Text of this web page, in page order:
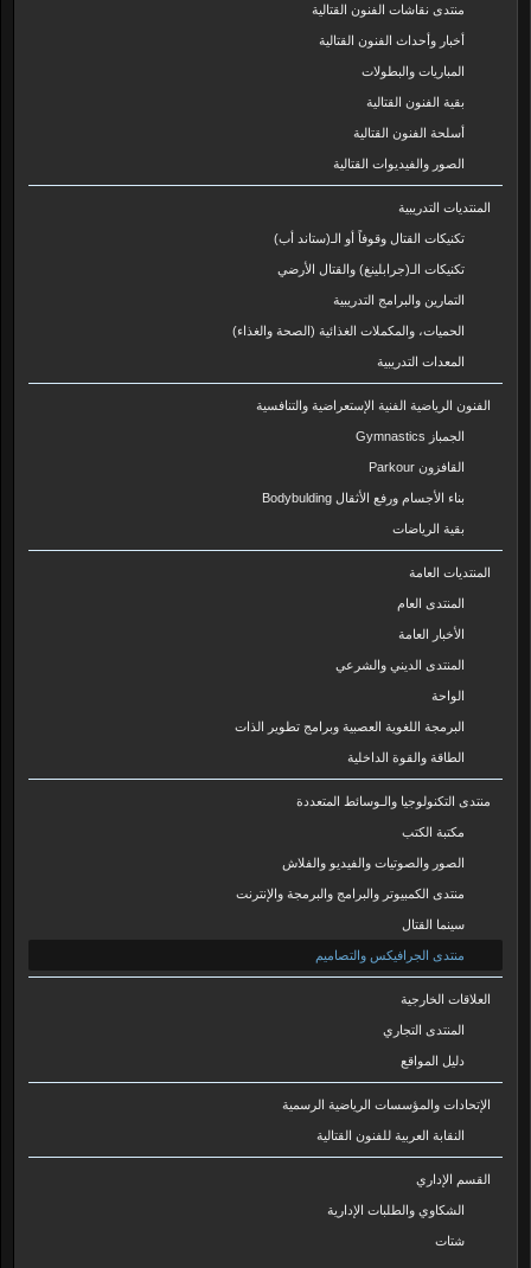
منتدى نقاشات الفنون القتالية
أخبار وأحداث الفنون القتالية
المباريات والبطولات
بقية الفنون القتالية
أسلحة الفنون القتالية
الصور والفيديوات القتالية
المنتديات التدريبية
تكنيكات القتال وقوفاً أو الـ(ستاند أب)
تكنيكات الـ(جرابلينغ) والقتال الأرضي
التمارين والبرامج التدريبية
الحميات، والمكملات الغذائية (الصحة والغذاء)
المعدات التدريبية
الفنون الرياضية الفنية الإستعراضية والتنافسية
الجمباز Gymnastics
القافزون Parkour
بناء الأجسام ورفع الأثقال Bodybulding
بقية الرياضات
المنتديات العامة
المنتدى العام
الأخبار العامة
المنتدى الديني والشرعي
الواحة
البرمجة اللغوية العصبية وبرامج تطوير الذات
الطاقة والقوة الداخلية
منتدى التكنولوجيا والـوسائط المتعددة
مكتبة الكتب
الصور والصوتيات والفيديو والفلاش
منتدى الكمبيوتر والبرامج والبرمجة والإنترنت
سينما القتال
منتدى الجرافيكس والتصاميم
العلاقات الخارجية
المنتدى التجاري
دليل المواقع
الإتحادات والمؤسسات الرياضية الرسمية
النقابة العربية للفنون القتالية
القسم الإداري
الشكاوي والطلبات الإدارية
شتات